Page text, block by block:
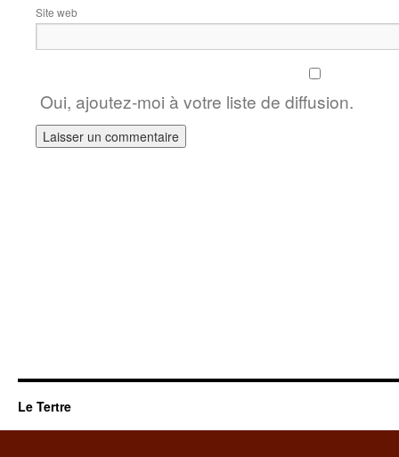
Site web
Oui, ajoutez-moi à votre liste de diffusion.
Le Tertre